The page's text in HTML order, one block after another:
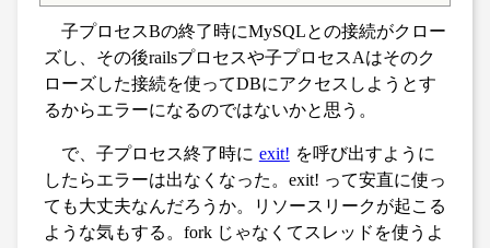
子プロセスBの終了時にMySQLとの接続がクロー
ズし、その後railsプロセスや子プロセスAはそのク
ローズした接続を使ってDBにアクセスしようとす
るからエラーになるのではないかと思う。
で、子プロセス終了時に exit! を呼び出すように
したらエラーは出なくなった。exit! って安直に使っ
ても大丈夫なんだろうか。リソースリークが起こる
ような気もする。fork じゃなくてスレッドを使うよ